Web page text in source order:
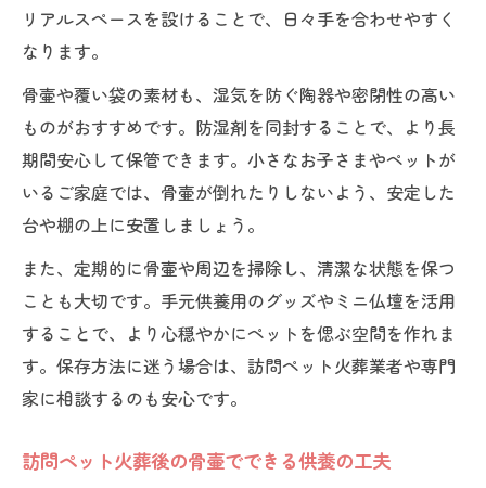
リアルスペースを設けることで、日々手を合わせやすく
なります。
骨壷や覆い袋の素材も、湿気を防ぐ陶器や密閉性の高い
ものがおすすめです。防湿剤を同封することで、より長
期間安心して保管できます。小さなお子さまやペットが
いるご家庭では、骨壷が倒れたりしないよう、安定した
台や棚の上に安置しましょう。
また、定期的に骨壷や周辺を掃除し、清潔な状態を保つ
ことも大切です。手元供養用のグッズやミニ仏壇を活用
することで、より心穏やかにペットを偲ぶ空間を作れま
す。保存方法に迷う場合は、訪問ペット火葬業者や専門
家に相談するのも安心です。
訪問ペット火葬後の骨壷でできる供養の工夫